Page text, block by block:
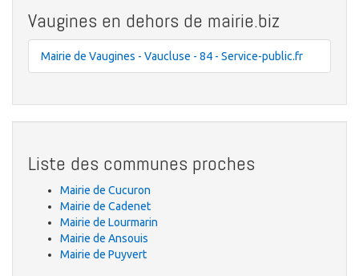
Vaugines en dehors de mairie.biz
Mairie de Vaugines - Vaucluse - 84 - Service-public.fr
Liste des communes proches
Mairie de Cucuron
Mairie de Cadenet
Mairie de Lourmarin
Mairie de Ansouis
Mairie de Puyvert